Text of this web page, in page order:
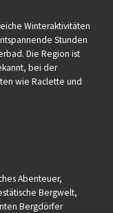
Winteraktivitäten
Stunden
Die Region ist
bei der
wie Raclette und
Abenteuer,
Bergwelt,
Bergdörfer